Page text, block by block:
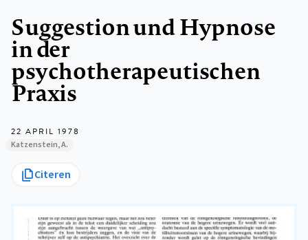
Suggestion und Hypnose
in der
psychotherapeutischen
Praxis
22 APRIL 1978
Katzenstein, A.
Citeren